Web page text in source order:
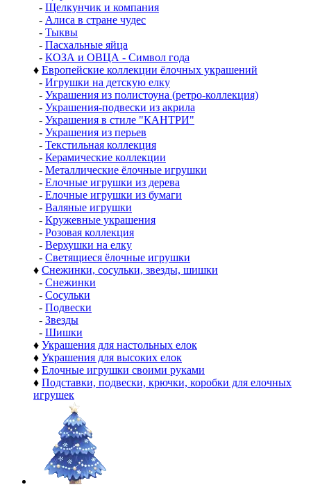
- Щелкунчик и компания
- Алиса в стране чудес
- Тыквы
- Пасхальные яйца
- КОЗА и ОВЦА - Символ года
♦ Европейские коллекции ёлочных украшений
- Игрушки на детскую елку
- Украшения из полистоуна (ретро-коллекция)
- Украшения-подвески из акрила
- Украшения в стиле "КАНТРИ"
- Украшения из перьев
- Текстильная коллекция
- Керамические коллекции
- Металлические ёлочные игрушки
- Елочные игрушки из дерева
- Елочные игрушки из бумаги
- Валяные игрушки
- Кружевные украшения
- Розовая коллекция
- Верхушки на елку
- Светящиеся ёлочные игрушки
♦ Снежинки, сосульки, звезды, шишки
- Снежинки
- Сосульки
- Подвески
- Звезды
- Шишки
♦ Украшения для настольных елок
♦ Украшения для высоких елок
♦ Елочные игрушки своими руками
♦ Подставки, подвески, крючки, коробки для елочных
игрушек